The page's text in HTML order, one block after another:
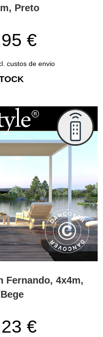
Preto
€
custos de envio
Fernando, 4x4m,
€